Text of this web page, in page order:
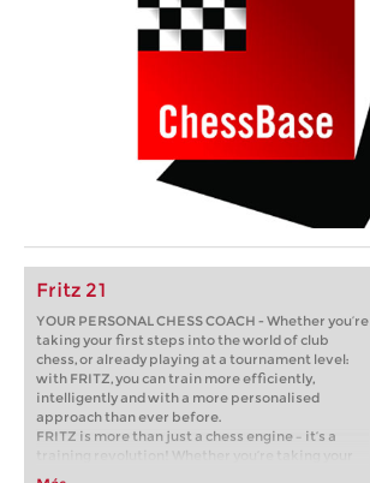
Fritz 21
YOUR PERSONAL CHESS COACH - Whether you’re
taking your first steps into the world of club
chess, or already playing at a tournament level:
with FRITZ, you can train more efficiently,
intelligently and with a more personalised
approach than ever before.
FRITZ is more than just a chess engine – it’s a
training revolution! Whether you’re taking your
first steps into the world of club chess, or already